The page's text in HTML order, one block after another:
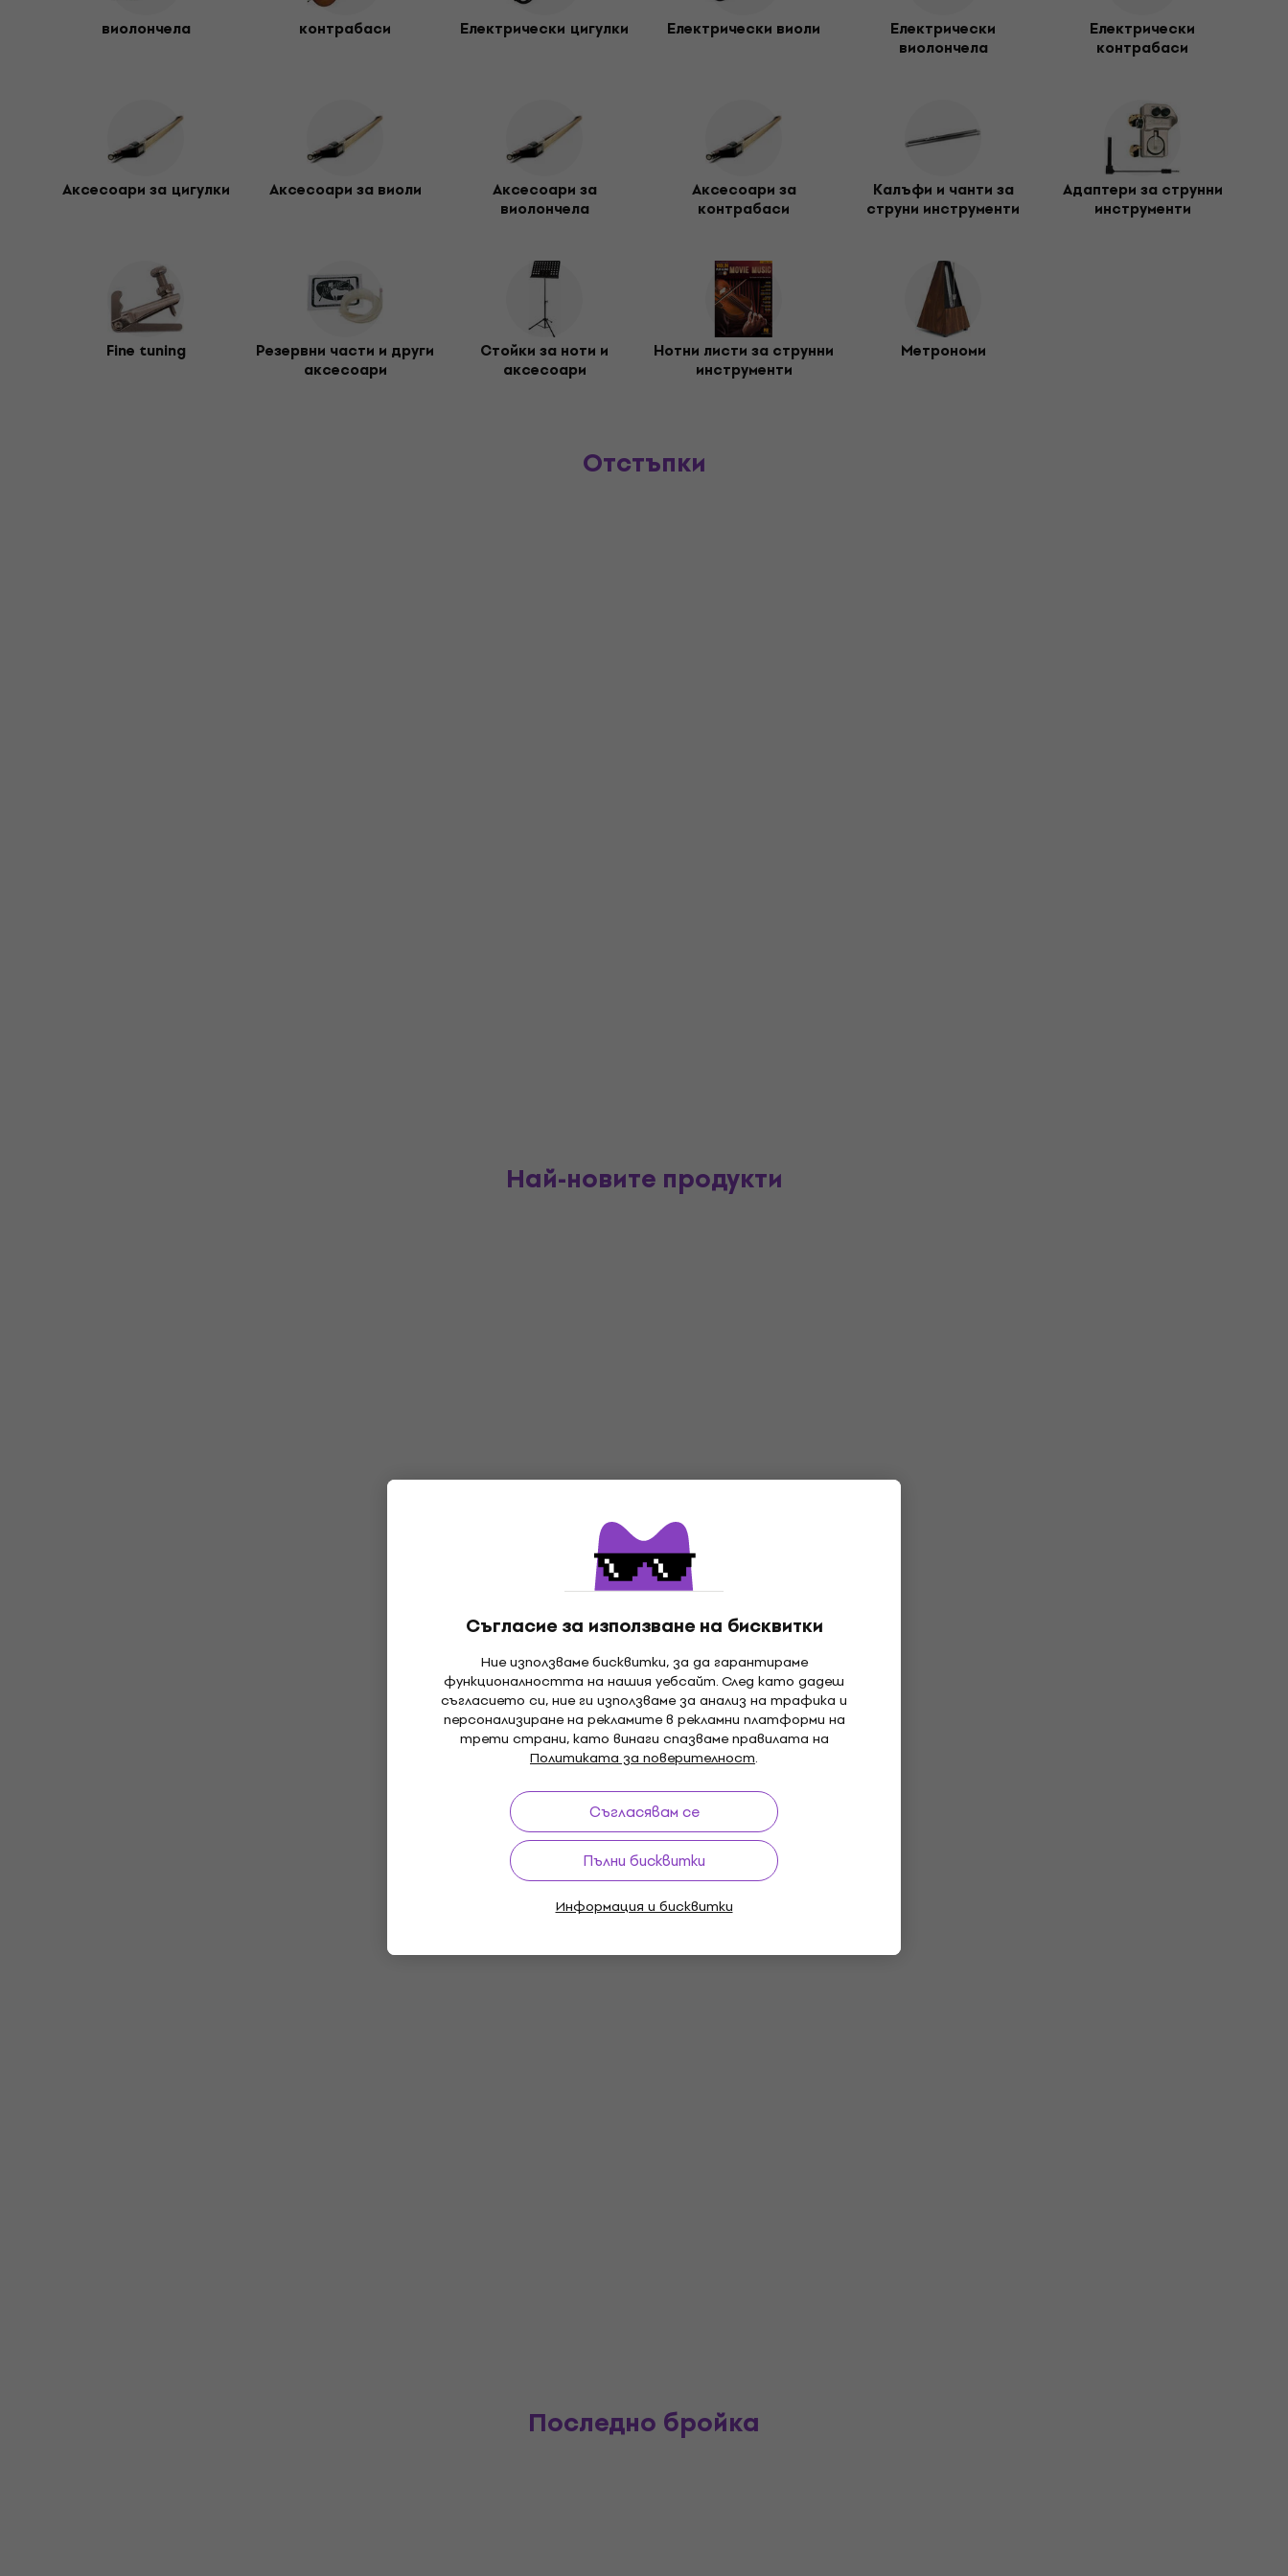
Съгласие за използване на бисквитки
Ние използваме бисквитки, за да гарантираме
функционалността на нашия уебсайт. След като дадеш
съгласието си, ние ги използваме за анализ на трафика и
персонализиране на рекламите в рекламни платформи на
трети страни, като винаги спазваме правилата на
Политиката за поверителност.
Съгласявам се
Пълни бисквитки
Информация и бисквитки
Предлагаме също
чанти и калъфи за струнни инструменти – идеални за предпазване на твоите инструменти по време на път. Имаме също и
струнни инструменти
за перфектно предаване на звука на сцената или в студиото.
виолончела контрабаси Електрически цигулки Електрически виоли
Електрически
виолончела
Електрически
контрабаси
Аксесоари за цигулки Аксесоари за виоли
Аксесоари за
виолончела
Аксесоари за
контрабаси
Калъфи и чанти за
струни инструменти
Адаптери за струнни
инструменти
Fine tuning
Резервни части и други
аксесоари
Стойки за ноти и
аксесоари
Нотни листи за струнни
инструменти
Метрономи
Отстъпки
Най-новите продукти
Най-любими
Последно бройка